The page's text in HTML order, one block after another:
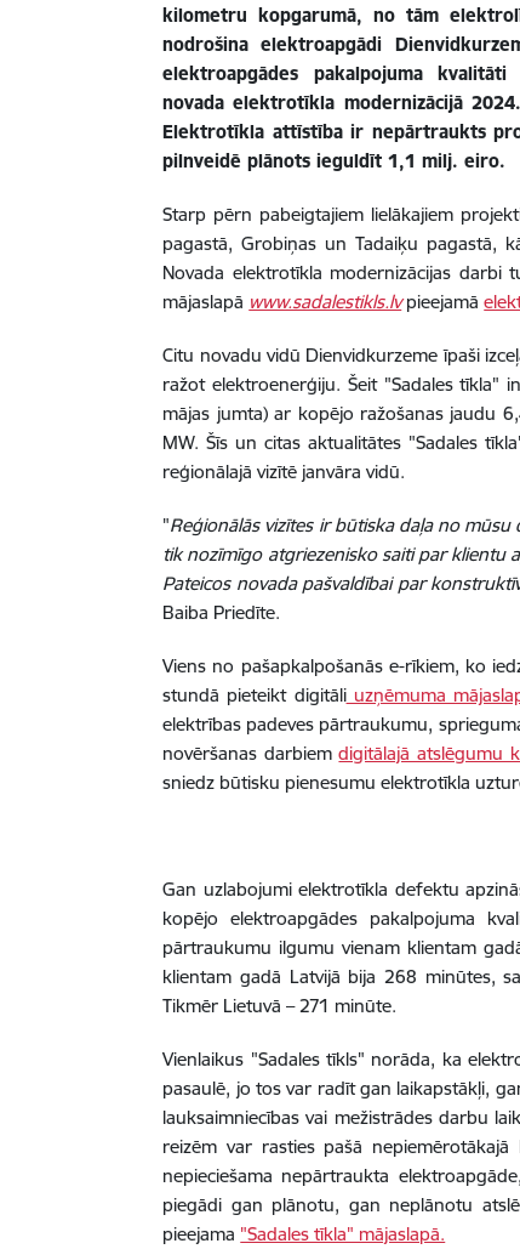
kilometru kopgarumā, no tām
nodrošina elektroapgādi
elektroapgādes pakalpojuma
novada elektrotīkla modernizācijā
Elektrotīkla attīstība ir nepārtraukts
pilnveidē plānots ieguldīt 1,1 milj. eiro.
Starp pērn pabeigtajiem lielākajiem
pagastā, Grobiņas un Tadaiķu pagastā,
Novada elektrotīkla modernizācijas darbi
mājaslapā www.sadalestikls.lvpieejamā
Citu novadu vidū Dienvidkurzeme īpaši
ražot elektroenerģiju. Šeit "Sadales tīkla"
mājas jumta) ar kopējo ražošanas jaudu
MW. Šīs un citas aktualitātes "Sadales
reģionālajā vizītē janvāra vidū.
"Reģionālās vizītes ir būtiska daļa no
tik nozīmīgo atgriezenisko saiti par klientu
Pateicos novada pašvaldībai par
Baiba Priedīte.
Viens no pašapkalpošanās e-rīkiem, ko
stundā pieteikt digitāliuzņēmuma
elektrības padeves pārtraukumu,
novēršanas darbiemdigitālajā atslēgumu
sniedz būtisku pienesumu elektrotīkla
Gan uzlabojumi elektrotīkla defektu
kopējo elektroapgādes pakalpojuma
pārtraukumu ilgumu vienam klientam
klientam gadā Latvijā bija 268 minūtes,
Tikmēr Lietuvā – 271 minūte.
Vienlaikus "Sadales tīkls" norāda, ka
pasaulē, jo tos var radīt gan laikapstākļi,
lauksaimniecības vai mežistrādes darbu
reizēm var rasties pašā
nepieciešama nepārtraukta
piegādi gan plānotu, gan neplānotu
pieejama "Sadales tīkla" mājaslapā.